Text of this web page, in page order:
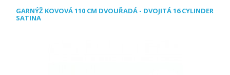
GARNÝŽ KOVOVÁ 110 CM DVOUŘADÁ - DVOJITÁ 16 CYLINDER
SATINA